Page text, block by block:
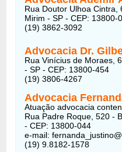
Rua Doutor Ulhoa
Mirim - SP - CEP: 13800-
(19) 3862-3092
Advocacia Dr.
Rua Vinícius de Moraes,
- SP - CEP: 13800-454
(19) 3806-4267
Advocacia
Atuação advocacia
Rua Padre Roque, 520 -
- CEP: 13800-044
e-mail:
(19) 9.8182-1578